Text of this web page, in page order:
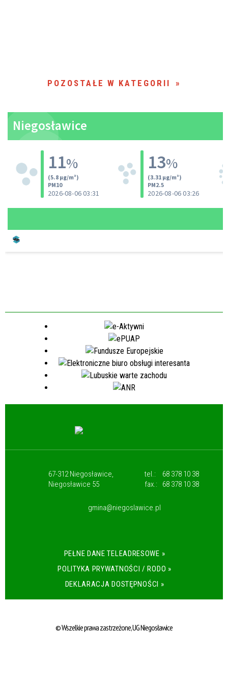
POZOSTAŁE W KATEGORII
67-312 Niegosławice,
Niegosławice 55
tel.:
68 378 10 38
fax.:
68 378 10 38
gmina@niegoslawice.pl
PEŁNE DANE TELEADRESOWE »
POLITYKA PRYWATNOŚCI / RODO »
DEKLARACJA DOSTĘPNOŚCI »
© Wszelkie prawa zastrzeżone, UG Niegosławice